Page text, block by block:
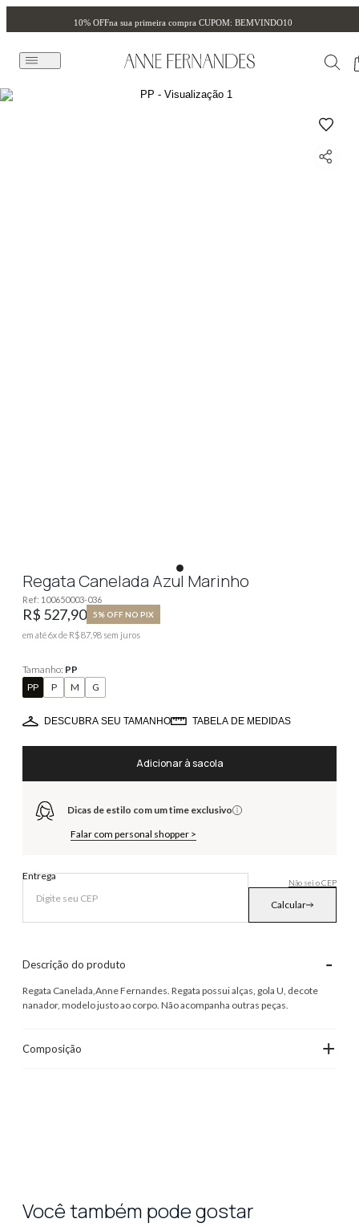
10% OFFna sua primeira compra CUPOM: BEMVINDO10
Regata Canelada Azul Marinho
Ref: 100650003-036
R$ 527,90 5% OFF NO PIX
em até6x de R$ 87,98 sem juros
Tamanho: PP
PP
P M G
DESCUBRA SEU TAMANHO TABELA DE MEDIDAS
Adicionar à sacola
Dicas de estilo com um time exclusivo
Falar com personal shopper >
Entrega
Não sei o CEP
Calcular
Descrição do produto -
Regata Canelada,Anne Fernandes. Regata possui alças, gola U, decote
nanador, modelo justo ao corpo. Não acompanha outras peças.
Composição +
Você também pode gostar